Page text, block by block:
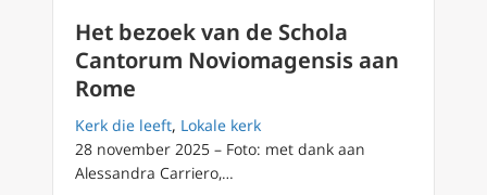
Het bezoek van de Schola
Cantorum Noviomagensis aan
Rome
Kerk die leeft, Lokale kerk
28 november 2025 – Foto: met dank aan
Alessandra Carriero,…